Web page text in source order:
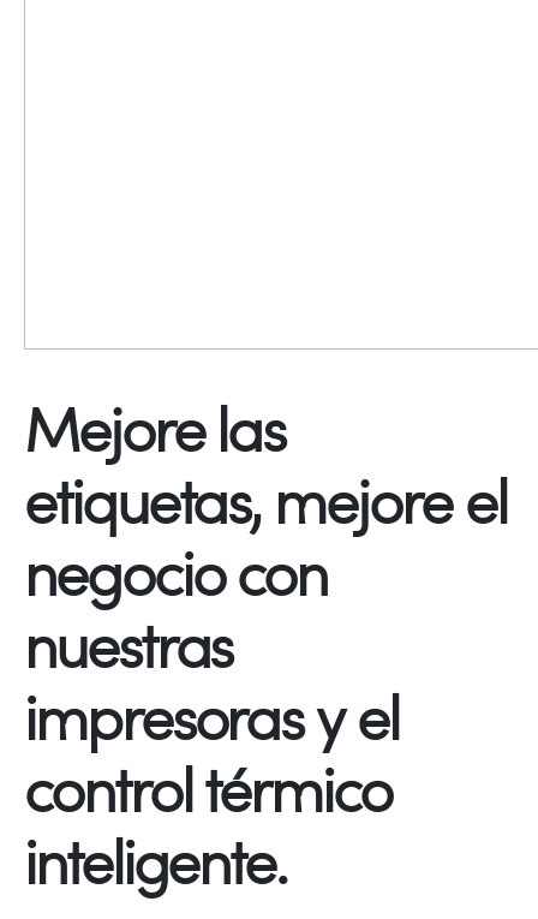
Mejore las
etiquetas, mejore el
negocio con
nuestras
impresoras y el
control térmico
inteligente.